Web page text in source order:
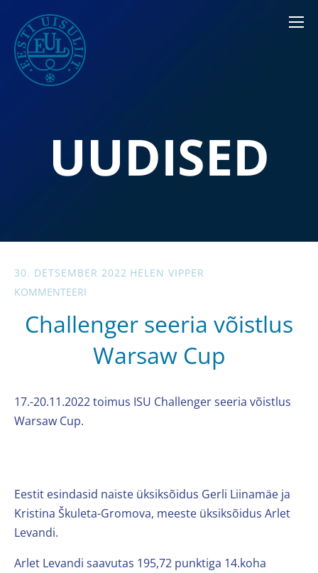
UUDISED
30. DETSEMBER 2022 HELEN VIPPER
KOMMENTEERI
Challenger seeria võistlus
Warsaw Cup
17.-20.11.2022 toimus ISU Challenger seeria võistlus
Warsaw Cup.
Eestit esindasid naiste üksiksõidus Gerli Liinamäe ja
Kristina Škuleta-Gromova, meeste üksiksõidus Arlet
Levandi.
Arlet Levandi saavutas 195,72 punktiga 14.koha